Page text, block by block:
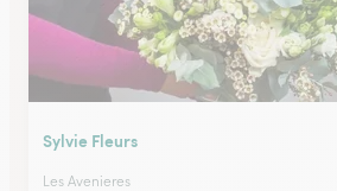
Sylvie Fleurs
Les Avenieres